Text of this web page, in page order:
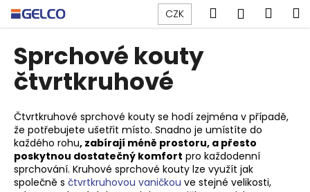
Přejít
na
obsah
CZK Hledat
Sprchové kouty
čtvrtkruhové
Čtvrtkruhové sprchové kouty se hodí zejména v případě,
že potřebujete ušetřit místo. Snadno je umístíte do
každého rohu, zabírají méně prostoru, a přesto
poskytnou dostatečný komfort pro každodenní
sprchování. Kruhové sprchové kouty lze využít jak
společně s čtvrtkruhovou vaničkou ve stejné velikosti,
o
C
o
p
o
t
ř
e